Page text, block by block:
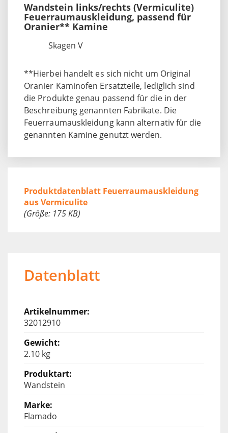
Wandstein links/rechts (Vermiculite)
Feuerraumauskleidung, passend für
Oranier** Kamine
Skagen V
**Hierbei handelt es sich nicht um Original
Oranier Kaminofen Ersatzteile, lediglich sind
die Produkte genau passend für die in der
Beschreibung genannten Fabrikate. Die
Feuerraumauskleidung kann alternativ für die
genannten Kamine genutzt werden.
Produktdatenblatt Feuerraumauskleidung
aus Vermiculite
(Größe: 175 KB)
Datenblatt
32012910
2.10 kg
Wandstein
Flamado